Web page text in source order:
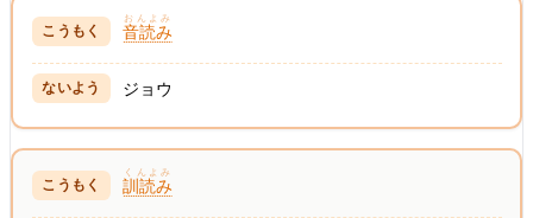
音読み
おんよみ
ジョウ
訓読み
くんよみ